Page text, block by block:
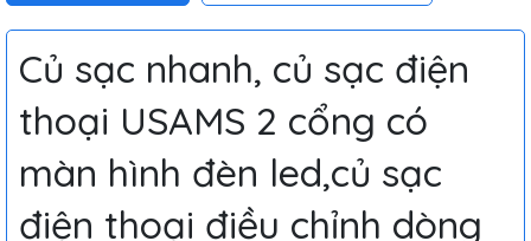
Củ sạc nhanh, củ sạc điện
thoại USAMS 2 cổng có
màn hình đèn led,củ sạc
điện thoại điều chỉnh dòng